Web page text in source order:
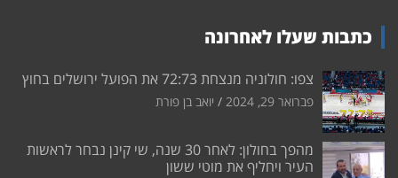
כתבות שעלו לאחרונה
צפו: חולוניה מנצחת 72:73 את הפועל ירושלים בחוץ
פברואר 29, 2024 יואב בן פורת
מהפך בחולון: לאחר 30 שנה, שי קינן נבחר לראשות
העיר ויחליף את מוטי ששון